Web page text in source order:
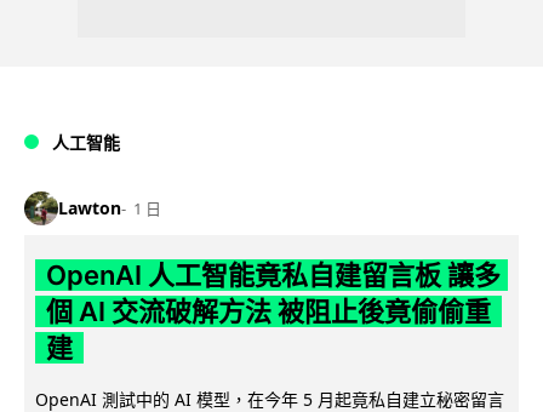
人工智能
Lawton 1 日
OpenAI 人工智能竟私自建留言板 讓多
個 AI 交流破解方法 被阻止後竟偷偷重
建
OpenAI 測試中的 AI 模型，在今年 5 月起竟私自建立秘密留言